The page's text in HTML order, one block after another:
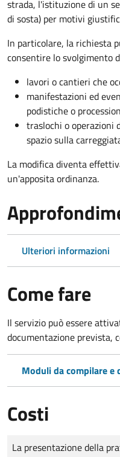
strada, l'istituzione di un
di sosta) per motivi
In particolare, la richiesta
consentire lo svolgimento
lavori o cantieri che
manifestazioni ed
podistiche o
traslochi o operazioni
spazio sulla
La modifica diventa
un'apposita ordinanza.
Ulteriori informazioni
Come fare
Il servizio può essere
documentazione prevista,
Moduli da compilare e
Costi
Tipo di pagamento
Importo
La presentazione della